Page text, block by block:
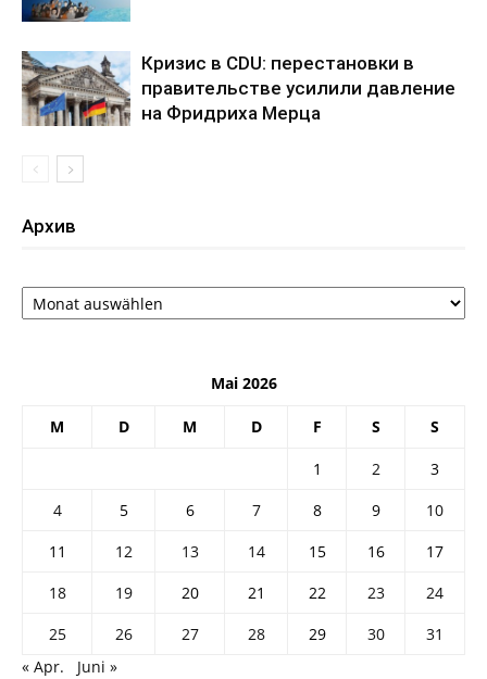
Кризис в CDU: перестановки в
правительстве усилили давление
на Фридриха Мерца
Архив
Архив
Mai 2026
M D M D F S S
1 2
3
4
5 6 7 8 9
10
11
12 13 14 15 16
17
18
19 20 21 22 23
24
25
26 27 28 29 30
31
« Apr.
Juni »